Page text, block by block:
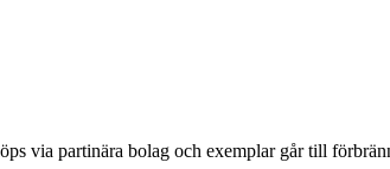
via partinära bolag och exemplar går till